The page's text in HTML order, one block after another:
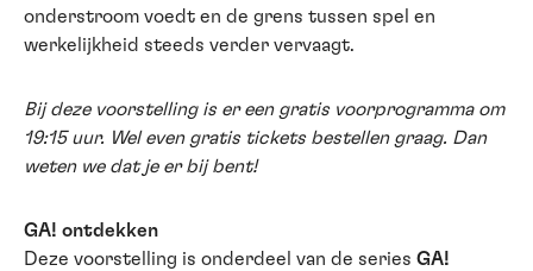
onderstroom voedt en de grens tussen spel en
werkelijkheid steeds verder vervaagt.
Bij deze voorstelling is er een gratis voorprogramma om
19:15 uur. Wel even gratis tickets bestellen graag. Dan
weten we dat je er bij bent!
GA! ontdekken
Deze voorstelling is onderdeel van de series GA!